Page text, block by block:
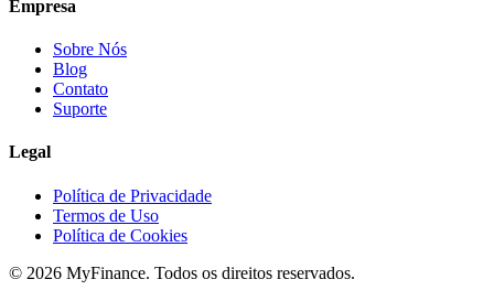
Empresa
Sobre Nós
Blog
Contato
Suporte
Legal
Política de Privacidade
Termos de Uso
Política de Cookies
© 2026 MyFinance. Todos os direitos reservados.